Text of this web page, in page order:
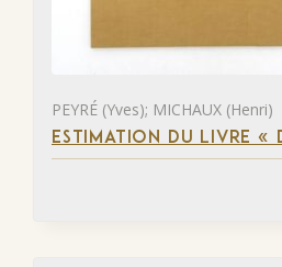
PEYRÉ (Yves); MICHAUX (Henri)
ESTIMATION DU LIVRE «